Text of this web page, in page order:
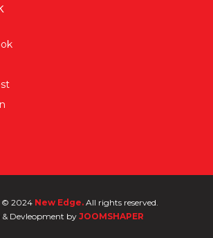
© 2024 New Edge. All rights reserved.
& Devleopment byJOOMSHAPER